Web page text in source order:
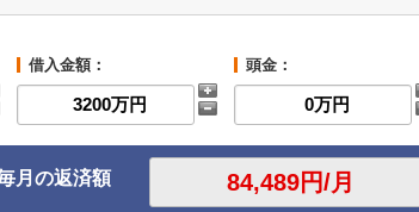
借入金額： 頭金：
月の返済額